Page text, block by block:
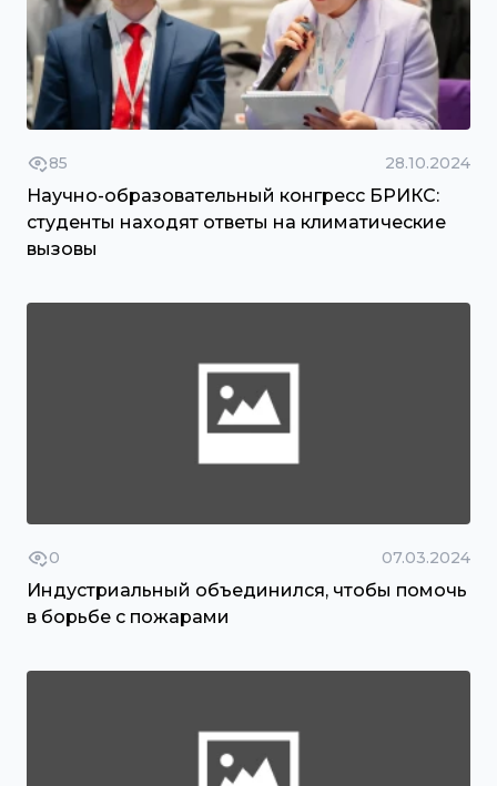
85 28.10.2024
Научно-образовательный конгресс БРИКС:
студенты находят ответы на климатические
вызовы
0 07.03.2024
Индустриальный объединился, чтобы помочь
в борьбе с пожарами